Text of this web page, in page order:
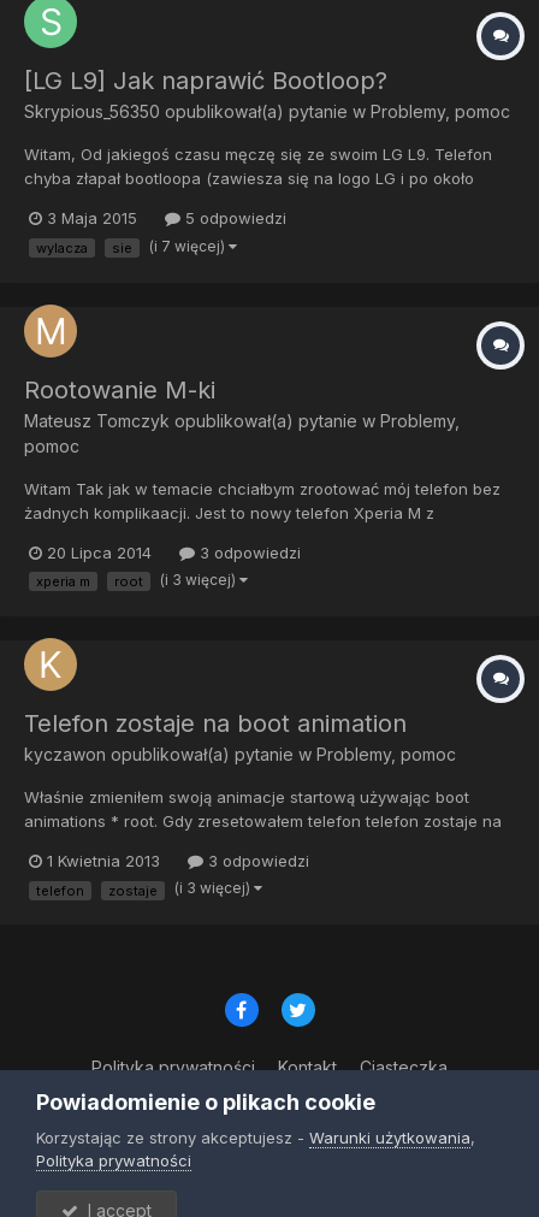
[LG L9] Jak naprawić Bootloop?
Skrypious_56350 opublikował(a) pytanie w Problemy, pomoc
Witam, Od jakiegoś czasu męczę się ze swoim LG L9. Telefon
chyba złapał bootloopa (zawiesza się na logo LG i po około
Hard Reset. Można wejść w Download Mode, ale telefon w tym
trybie wyłącza się też po około 5 minutach co przerywa instal...
3 Maja 2015 5 odpowiedzi
wylacza sie (i 7 więcej)
Rootowanie M-ki
Mateusz Tomczyk opublikował(a) pytanie w Problemy,
pomoc
Witam Tak jak w temacie chciałbym zrootować mój telefon bez
żadnych komplikaacji. Jest to nowy telefon Xperia M z
nie brandowany, od producenta. Jestem zielony w tych
sprawach dlatego potrzebuję instrukcji krok po kroku. Najlepiej
20 Lipca 2014 3 odpowiedzi
xperia m root (i 3 więcej)
Telefon zostaje na boot animation
kyczawon opublikował(a) pytanie w Problemy, pomoc
Właśnie zmieniłem swoją animacje startową używając boot
animations * root. Gdy zresetowałem telefon telefon zostaje na
wykasować tę animację przez recovery lub przez komputer?
Dziwne jest tez to ze telefon jest na tym boot animation a j...
1 Kwietnia 2013 3 odpowiedzi
telefon zostaje (i 3 więcej)
Polityka prywatności Kontakt Ciasteczka
© Copyright 2023
Powered by Invision Community
Powiadomienie o plikach cookie
Korzystając ze strony akceptujesz - Warunki użytkowania,
Polityka prywatności
I accept